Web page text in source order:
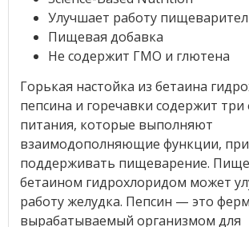
Улучшает работу
Пищевая добавка
Не содержит ГМО и глютена
Горькая настойка из бетаина
пепсина и горечавки содержит три
питания, которые выполняют
взаимодополняющие функции,
поддерживать пищеварение.
бетаином гидрохлоридом может
работу желудка. Пепсин — это
вырабатываемый организмом для